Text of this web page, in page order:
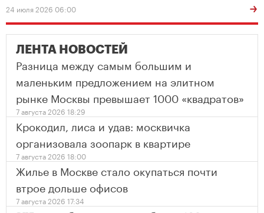
24 июля 2026 06:00
ЛЕНТА НОВОСТЕЙ
Разница между самым большим и
маленьким предложением на элитном
рынке Москвы превышает 1000 «квадратов»
7 августа 2026 18:29
Крокодил, лиса и удав: москвичка
организовала зоопарк в квартире
7 августа 2026 18:00
Жилье в Москве стало окупаться почти
втрое дольше офисов
7 августа 2026 17:34